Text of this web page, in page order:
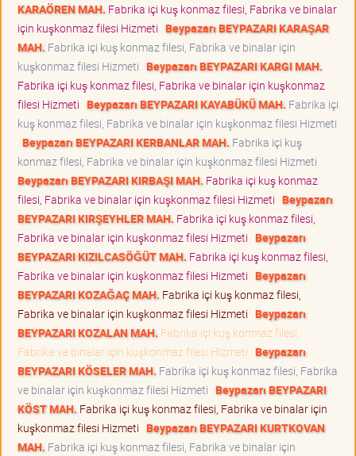
KARAÖREN MAH. Fabrika içi kuş konmaz filesi, Fabrika ve binalar
için kuşkonmaz filesi Hizmeti Beypazarı BEYPAZARI KARAŞAR
MAH. Fabrika içi kuş konmaz filesi, Fabrika ve binalar için
kuşkonmaz filesi Hizmeti Beypazarı BEYPAZARI KARGI MAH.
Fabrika içi kuş konmaz filesi, Fabrika ve binalar için kuşkonmaz
filesi Hizmeti Beypazarı BEYPAZARI KAYABÜKÜ MAH. Fabrika içi
kuş konmaz filesi, Fabrika ve binalar için kuşkonmaz filesi Hizmeti
Beypazarı BEYPAZARI KERBANLAR MAH. Fabrika içi kuş
konmaz filesi, Fabrika ve binalar için kuşkonmaz filesi Hizmeti
Beypazarı BEYPAZARI KIRBAŞI MAH. Fabrika içi kuş konmaz
filesi, Fabrika ve binalar için kuşkonmaz filesi Hizmeti Beypazarı
BEYPAZARI KIRŞEYHLER MAH. Fabrika içi kuş konmaz filesi,
Fabrika ve binalar için kuşkonmaz filesi Hizmeti Beypazarı
BEYPAZARI KIZILCASÖĞÜT MAH. Fabrika içi kuş konmaz filesi,
Fabrika ve binalar için kuşkonmaz filesi Hizmeti Beypazarı
BEYPAZARI KOZAĞAÇ MAH. Fabrika içi kuş konmaz filesi,
Fabrika ve binalar için kuşkonmaz filesi Hizmeti Beypazarı
BEYPAZARI KOZALAN MAH. Fabrika içi kuş konmaz filesi,
Fabrika ve binalar için kuşkonmaz filesi Hizmeti Beypazarı
BEYPAZARI KÖSELER MAH. Fabrika içi kuş konmaz filesi, Fabrika
ve binalar için kuşkonmaz filesi Hizmeti Beypazarı BEYPAZARI
KÖST MAH. Fabrika içi kuş konmaz filesi, Fabrika ve binalar için
kuşkonmaz filesi Hizmeti Beypazarı BEYPAZARI KURTKOVAN
MAH. Fabrika içi kuş konmaz filesi, Fabrika ve binalar için